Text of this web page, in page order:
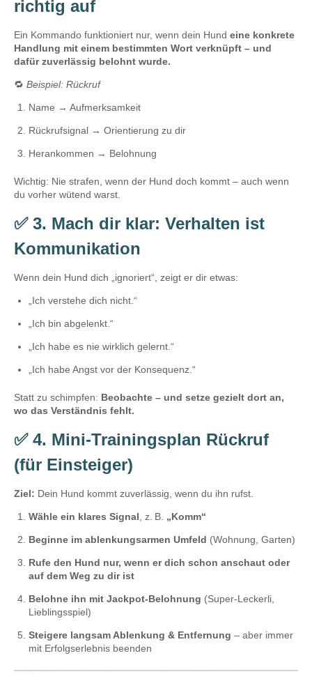
richtig auf
Ein Kommando funktioniert nur, wenn dein Hund eine konkrete
Handlung mit einem bestimmten Wort verknüpft – und
dafür zuverlässig belohnt wurde.
🔁 Beispiel: Rückruf
Name → Aufmerksamkeit
Rückrufsignal → Orientierung zu dir
Herankommen → Belohnung
Wichtig: Nie strafen, wenn der Hund doch kommt – auch wenn
du vorher wütend warst.
✅ 3. Mach dir klar: Verhalten ist
Kommunikation
Wenn dein Hund dich „ignoriert“, zeigt er dir etwas:
„Ich verstehe dich nicht.“
„Ich bin abgelenkt.“
„Ich habe es nie wirklich gelernt.“
„Ich habe Angst vor der Konsequenz.“
Statt zu schimpfen: Beobachte – und setze gezielt dort an,
wo das Verständnis fehlt.
✅ 4. Mini-Trainingsplan Rückruf
(für Einsteiger)
Ziel: Dein Hund kommt zuverlässig, wenn du ihn rufst.
Wähle ein klares Signal , z. B. „Komm“
Beginne im ablenkungsarmen Umfeld (Wohnung, Garten)
Rufe den Hund nur, wenn er dich schon anschaut oder
auf dem Weg zu dir ist
Belohne ihn mit Jackpot-Belohnung (Super-Leckerli,
Lieblingsspiel)
Steigere langsam Ablenkung & Entfernung – aber immer
mit Erfolgserlebnis beenden